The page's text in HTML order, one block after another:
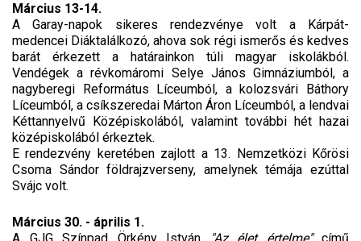
Március 13-14.
A Garay-napok sikeres rendezvénye volt a Kárpát-
medencei Diáktalálkozó, ahova sok régi ismerős és kedves
barát érkezett a határainkon túli magyar iskolákból.
Vendégek a révkomáromi Selye János Gimnáziumból, a
nagyberegi Református Líceumból, a kolozsvári Báthory
Líceumból, a csíkszeredai Márton Áron Líceumból, a lendvai
Kéttannyelvű Középiskolából, valamint további hét hazai
középiskolából érkeztek.
E rendezvény keretében zajlott a 13. Nemzetközi Kőrösi
Csoma Sándor földrajzverseny, amelynek témája ezúttal
Svájc volt.
Március 30. - április 1.